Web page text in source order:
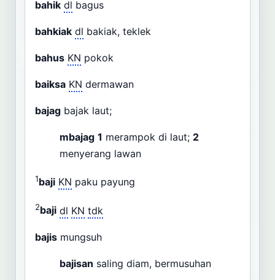
bahik dl bagus
bahkiak dl bakiak, teklek
bahus KN pokok
baiksa KN dermawan
bajag bajak laut;
mbajag 1 merampok di laut; 2
menyerang lawan
1baji KN paku payung
2baji dl KN tdk
bajis mungsuh
bajisan saling diam, bermusuhan